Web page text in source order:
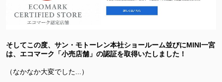
そしてこの度、サン・モトーレン本社ショールーム並びにMINI一宮
は、エコマーク「小売店舗」の認証を取得いたしました！
（なかなか大変でした...）